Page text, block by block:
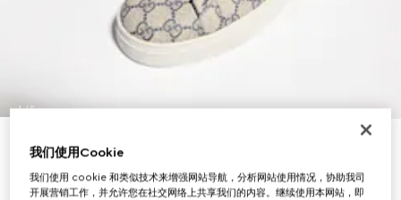
1/9
Gucci Ace系列饰织带男士运动鞋
€ 595
相关款式米色和蓝色GG Supreme帆布
我们使用Cookie
我们使用 cookie 和类似技术来增强网站导航，分析网站使用情况，协助我司
开展营销工作，并允许您在社交网络上共享我们的内容。继续使用本网站，即